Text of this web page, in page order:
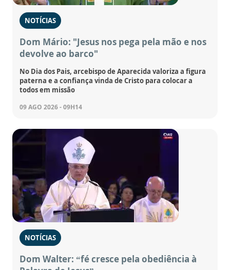
NOTÍCIAS
Dom Mário: "Jesus nos pega pela mão e nos
devolve ao barco"
No Dia dos Pais, arcebispo de Aparecida valoriza a figura
paterna e a confiança vinda de Cristo para colocar a
todos em missão
09 AGO 2026 - 09H14
NOTÍCIAS
Dom Walter: “fé cresce pela obediência à